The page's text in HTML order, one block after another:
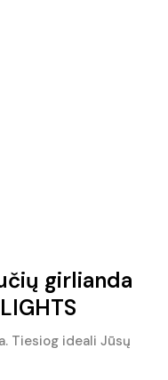
girlianda
Tiesiog ideali Jūsų